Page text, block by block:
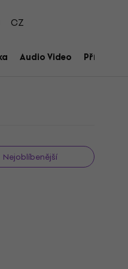
CZ
Audio Video
Nejoblíbenější